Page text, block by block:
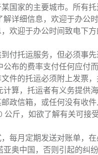
国家的主要城市。所有
详细信息，欢迎于办公
欢迎于办公时间致电下
付托运服务，但必须事
布的费率支付任何应付
件的托运必须附上发票
算，托运者有义务提供
政信箱，或任何没有收件
公斤，如欲了解有关可接
每月定期发送对账单，
奥中国，否则引起的
递